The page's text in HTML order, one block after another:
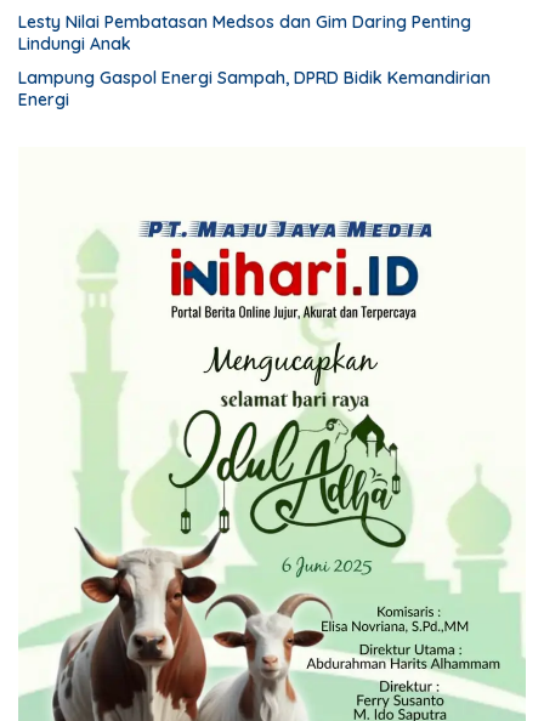
Lesty Nilai Pembatasan Medsos dan Gim Daring Penting
Lindungi Anak
Lampung Gaspol Energi Sampah, DPRD Bidik Kemandirian
Energi